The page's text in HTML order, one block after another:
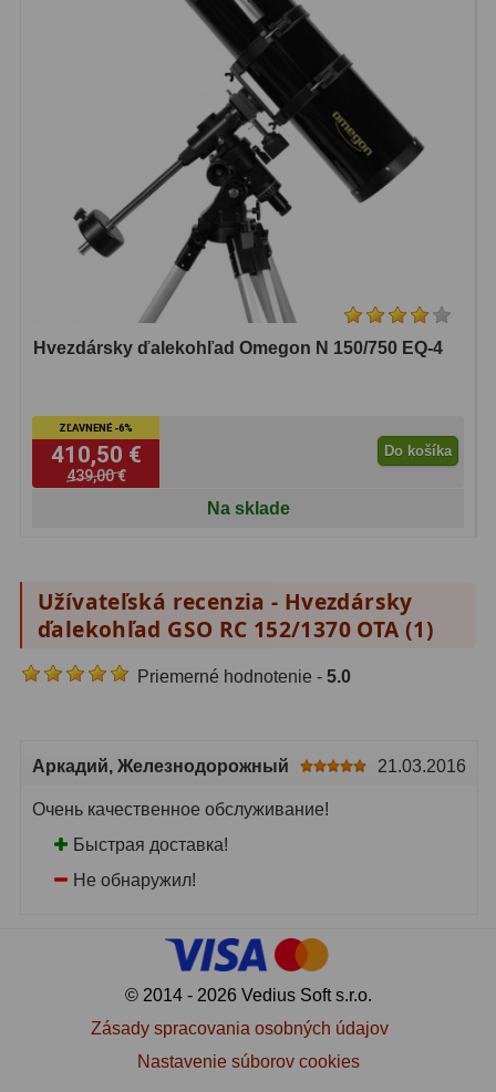
Hvezdársky ďalekohľad Omegon N 150/750 EQ-4
ZĽAVNENÉ -6%
410,50 €
439,00 €
Do košíka
Na sklade
Užívateľská recenzia - Hvezdársky
ďalekohľad GSO RC 152/1370 OTA (1)
Priemerné hodnotenie - 5.0
Аркадий, Железнодорожный 21.03.2016
Очень качественное обслуживание!
Быстрая доставка!
Не обнаружил!
© 2014 - 2026 Vedius Soft s.r.o.
Zásady spracovania osobných údajov
Nastavenie súborov cookies